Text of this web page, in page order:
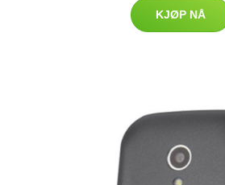
KJØP NÅ